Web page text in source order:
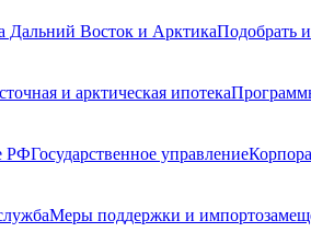
Дальний Восток и АрктикаПодобрать
и арктическая ипотека
РФГосударственное управление
Меры поддержки и